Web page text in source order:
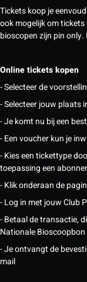
Tickets koop je
ook mogelijk om
bioscopen zijn pin
Online tickets kopen
- Selecteer de
- Selecteer jouw plaats
- Je komt nu bij een
- Een voucher kun je
- Kies een tickettype
toepassing een
- Klik onderaan de
- Log in met jouw Club
- Betaal de transactie,
Nationale Bioscoopbon
- Je ontvangt de
mail